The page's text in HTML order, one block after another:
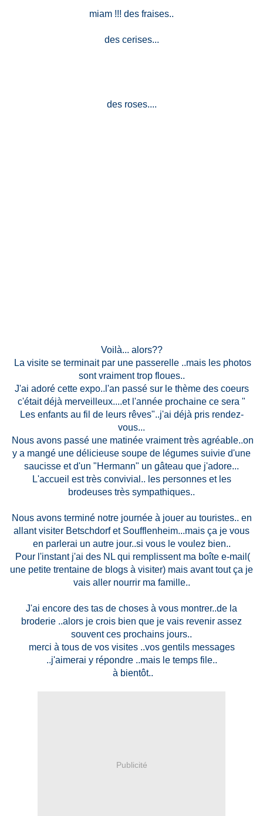
miam !!! des fraises..
des cerises...
des roses....
Voilà... alors??
La visite se terminait par une passerelle ..mais les photos
sont vraiment trop floues..
J'ai adoré cette expo..l'an passé sur le thème des coeurs
c'était déjà merveilleux....et l'année prochaine ce sera "
Les enfants au fil de leurs rêves"..j'ai déjà pris rendez-
vous...
Nous avons passé une matinée vraiment très agréable..on
y a mangé une délicieuse soupe de légumes suivie d'une
saucisse et d'un "Hermann" un gâteau que j'adore...
L'accueil est très convivial.. les personnes et les
brodeuses très sympathiques..
Nous avons terminé notre journée à jouer au touristes.. en
allant visiter Betschdorf et Soufflenheim...mais ça je vous
en parlerai un autre jour..si vous le voulez bien..
Pour l'instant j'ai des NL qui remplissent ma boîte e-mail(
une petite trentaine de blogs à visiter) mais avant tout ça je
vais aller nourrir ma famille..
J'ai encore des tas de choses à vous montrer..de la
broderie ..alors je crois bien que je vais revenir assez
souvent ces prochains jours..
merci à tous de vos visites ..vos gentils messages
..j'aimerai y répondre ..mais le temps file..
à bientôt..
Publicité